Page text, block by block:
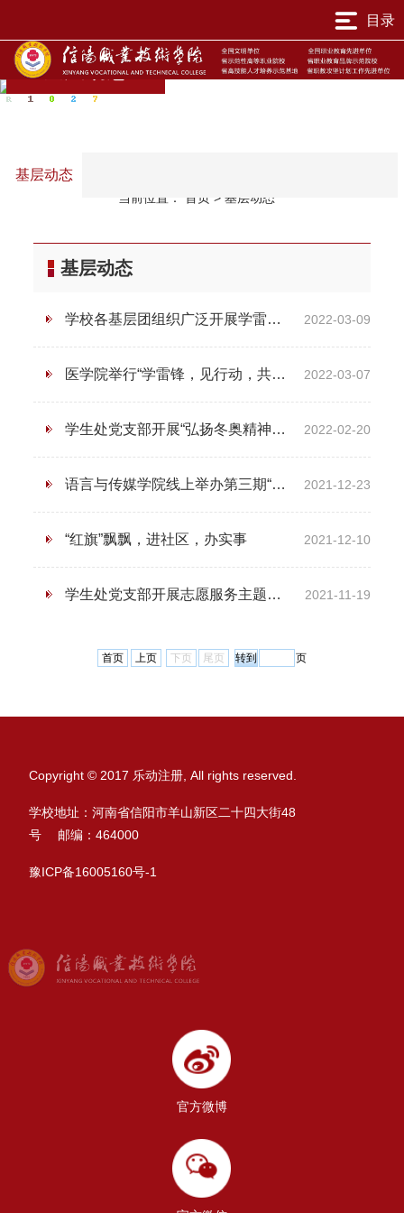
目录
基层动态
当前位置： 首页 > 基层动态
基层动态
基层动态
学校各基层团组织广泛开展学雷锋志愿服务活动 2022-03-09
医学院举行“学雷锋，见行动，共建文明校园”主题升旗仪式 2022-03-07
学生处党支部开展“弘扬冬奥精神，凝聚奋斗力量”主题党日活动 2022-02-20
语言与传媒学院线上举办第三期“名师讲坛” 2021-12-23
“红旗”飘飘，进社区，办实事 2021-12-10
学生处党支部开展志愿服务主题党日活动 2021-11-19
首页 上页 下页 尾页 页
Copyright © 2017 乐动注册, All rights reserved.
学校地址：河南省信阳市羊山新区二十四大街48
号 邮编：464000
豫ICP备16005160号-1
官方微博